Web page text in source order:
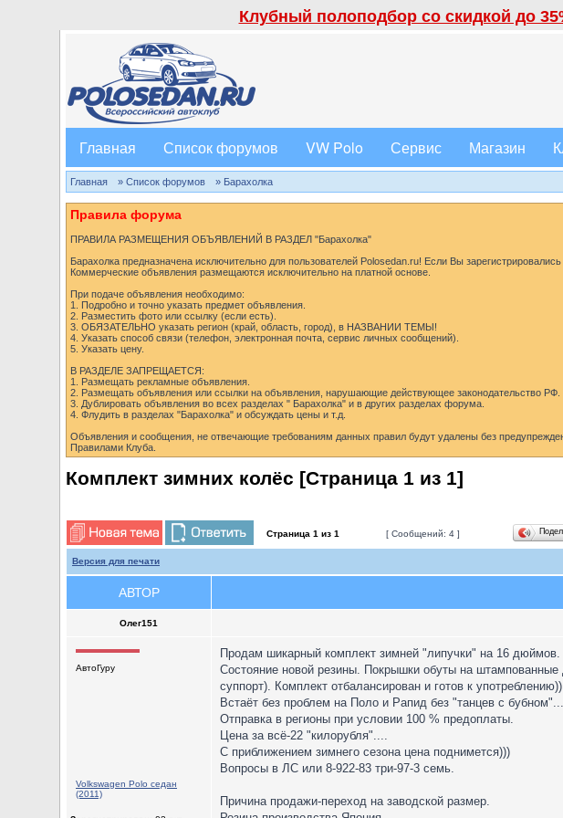
Клубный полоподбор со скидкой до
Главная Список форумов VW Polo Сервис Магазин
Главная » Список форумов » Барахолка
Правила форума
ПРАВИЛА РАЗМЕЩЕНИЯ ОБЪЯВЛЕНИЙ В РАЗДЕЛ "Барахолка"
Барахолка предназначена исключительно для пользователей Polosedan.ru! Если Вы
Коммерческие объявления размещаются исключительно на платной основе.
При подаче объявления необходимо:
1. Подробно и точно указать предмет объявления.
2. Разместить фото или ссылку (если есть).
3. ОБЯЗАТЕЛЬНО указать регион (край, область, город), в НАЗВАНИИ ТЕМЫ!
4. Указать способ связи (телефон, электронная почта, сервис личных сообщений).
5. Указать цену.
В РАЗДЕЛЕ ЗАПРЕЩАЕТСЯ:
1. Размещать рекламные объявления.
2. Размещать объявления или ссылки на объявления, нарушающие действующее законодательство РФ.
3. Дублировать объявления во всех разделах " Барахолка" и в других разделах форума.
4. Флудить в разделах "Барахолка" и обсуждать цены и т.д.
Объявления и сообщения, не отвечающие требованиям данных правил будут удалены без
Правилами Клуба.
Комплект зимних колёс [Страница 1 из 1]
Страница 1 из 1 [ Сообщений: 4 ]
Версия для печати
АВТОР
Олег151
АвтоГуру
Volkswagen Polo седан
(2011)
Продам шикарный комплект зимней "липучки" на 16
Состояние новой резины. Покрышки обуты на
суппорт). Комплект отбалансирован и готов к употреблению))
Встаёт без проблем на Поло и Рапид без "танцев с
Отправка в регионы при условии 100 % предоплаты.
Цена за всё-22 "килорубля"....
С приближением зимнего сезона цена поднимется)))
Вопросы в ЛС или 8-922-83 три-97-3 семь.
Причина продажи-переход на заводской размер.